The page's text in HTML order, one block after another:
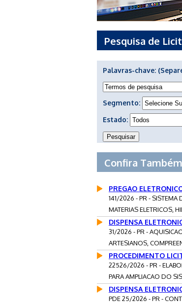
Pesquisa de
Palavras-chave:
Segmento:
Estado:
Confira Também
PREGAO
141/2026 - PR - SISTEMA
MATERIAS ELETRICOS,
DISPENSA
31/2026 - PR -
ARTESIANOS,
PROCEDIMENTO
22526/2026 - PR -
PARA AMPLIACAO DO
DISPENSA
PDE 25/2026 - PR -